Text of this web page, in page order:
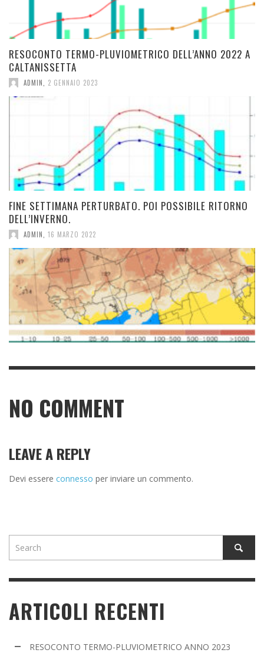
RESOCONTO TERMO-PLUVIOMETRICO DELL’ANNO 2022 A
CALTANISSETTA
ADMIN 2 GENNAIO 2023
FINE SETTIMANA PERTURBATO. POI POSSIBILE RITORNO
DELL’INVERNO.
ADMIN 16 MARZO 2022
NO COMMENT
LEAVE A REPLY
Devi essere connesso per inviare un commento.
ARTICOLI RECENTI
RESOCONTO TERMO-PLUVIOMETRICO ANNO 2023